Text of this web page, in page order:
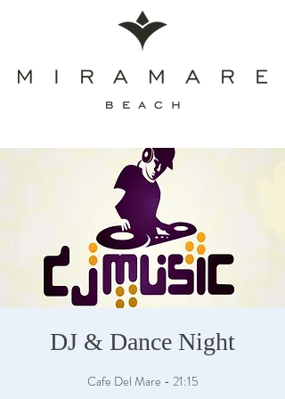
DJ & Dance Night
Cafe Del Mare - 21:15